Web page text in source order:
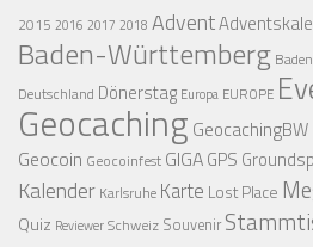
2015 2016 2017 2018 Advent
Baden-Württemberg
Deutschland Dönerstag Europa EUROPE
Geocaching GeocachingBW
Geocoin Geocoinfest GIGAGPS
Kalender Karlsruhe Karte Lost Place
Quiz ReviewerSchweiz Souvenir